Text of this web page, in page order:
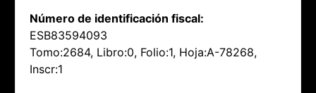
Número de identificación fiscal:
ESB83594093
Tomo:2684, Libro:0, Folio:1, Hoja:A-78268,
Inscr:1